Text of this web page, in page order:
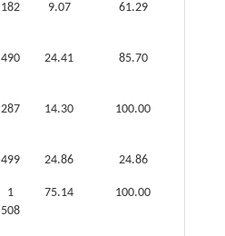
182 9.07 61.29
490 24.41 85.70
287 14.30 100.00
499 24.86 24.86
1
508
75.14 100.00